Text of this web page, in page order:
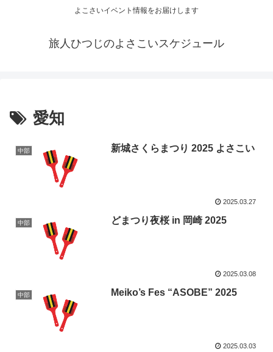
よこさいイベント情報をお届けします
旅人ひつじのよさこいスケジュール
愛知
中部 新城さくらまつり 2025 よさこい
2025.03.27
中部 どまつり夜桜 in 岡崎 2025
2025.03.08
中部 Meiko’s Fes “ASOBE” 2025
2025.03.03